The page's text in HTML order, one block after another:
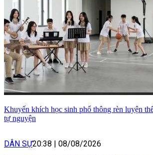
Khuyến khích học sinh phổ thông rèn luyện
tự nguyện
DÂN SỰ20:38 08/08/2026